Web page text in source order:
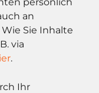
an
Sie Inhalte
via
.
Ihr